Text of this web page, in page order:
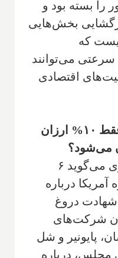
را بسته بود و
بخش‌هایی
که
می‌توانند
اقتصادی
چرا با ارزانی نفت بنزین فقط ۱۰% ارزان
می‌شود؟
"دن یرگین" متخصص انرژی می‌گوید ۶
درباره
شهادت دروغ
شرکت‌های
پایونیر و شل
مجلس، درباره